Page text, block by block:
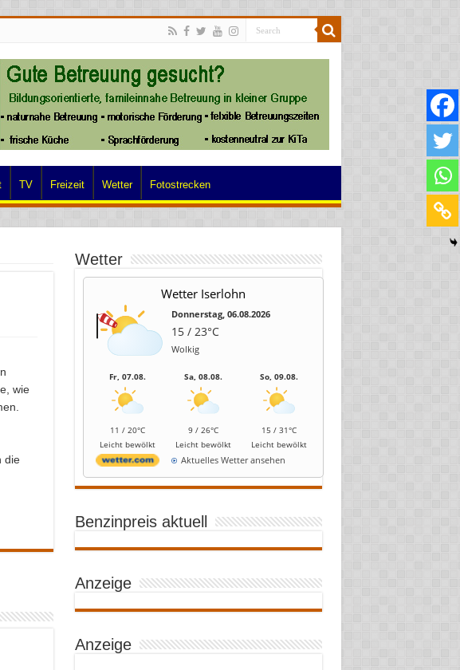
TV Freizeit Wetter Fotostrecken
wie
die
Wetter
Wetter Iserlohn
Donnerstag, 06.08.2026
15 / 23°C
Wolkig
Fr, 07.08.
11 / 20°C
Leicht bewölkt
Sa, 08.08.
9 / 26°C
Leicht bewölkt
So, 09.08.
15 / 31°C
Leicht bewölkt
Aktuelles Wetter ansehen
Benzinpreis aktuell
Anzeige
Anzeige